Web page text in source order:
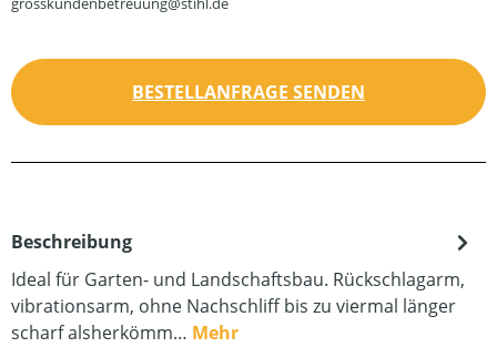
BESTELLANFRAGE SENDEN
Beschreibung
Ideal für Garten- und Landschaftsbau. Rückschlagarm,
vibrationsarm, ohne Nachschliff bis zu viermal länger
scharf alsherkömm… Mehr